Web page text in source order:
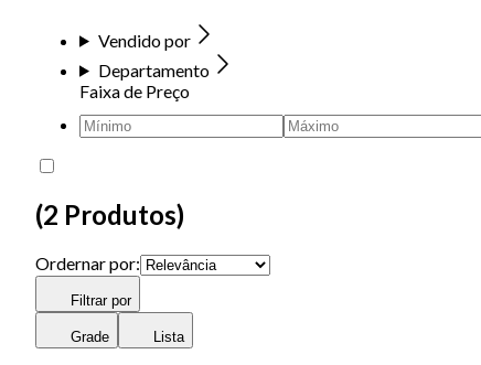
Vendido por
Departamento
Faixa de Preço
(2 Produtos)
Ordernar por:
Filtrar por
Grade Lista